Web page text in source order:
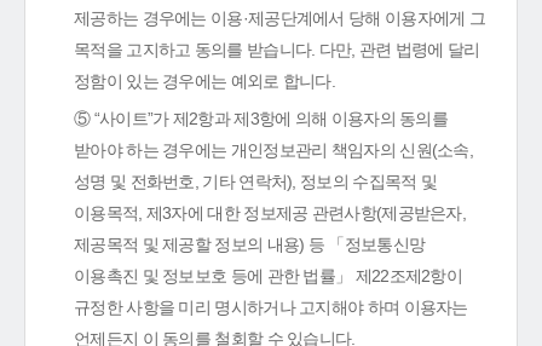
제공하는 경우에는 이용·제공단계에서 당해 이용자에게 그
목적을 고지하고 동의를 받습니다. 다만, 관련 법령에 달리
정함이 있는 경우에는 예외로 합니다.
⑤ “사이트”가 제2항과 제3항에 의해 이용자의 동의를
받아야 하는 경우에는 개인정보관리 책임자의 신원(소속,
성명 및 전화번호, 기타 연락처), 정보의 수집목적 및
이용목적, 제3자에 대한 정보제공 관련사항(제공받은자,
제공목적 및 제공할 정보의 내용) 등 「정보통신망
이용촉진 및 정보보호 등에 관한 법률」 제22조제2항이
규정한 사항을 미리 명시하거나 고지해야 하며 이용자는
언제든지 이 동의를 철회할 수 있습니다.